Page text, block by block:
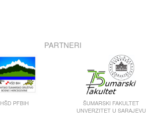
PARTNERI
HŠD PFBIH
ŠUMARSKI FAKULTET
UNVERZITET U SARAJEVU